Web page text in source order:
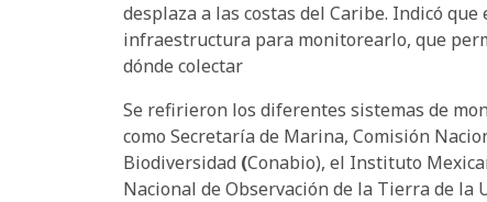
desplaza a las costas del Caribe. Indicó
infraestructura para monitorearlo, que
dónde colectar
Se refirieron los diferentes sistemas de
como Secretaría de Marina, Comisión
Biodiversidad (Conabio), el Instituto
Nacional de Observación de la Tierra de la